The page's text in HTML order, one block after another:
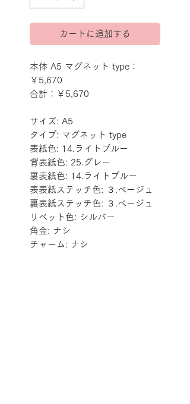
カートに追加する
本体 A5 マグネット type：
￥5,670
合計：￥5,670
サイズ: A5
タイプ: マグネット type
表紙色: 14.ライトブルー
背表紙色: 25.グレー
裏表紙色: 14.ライトブルー
表表紙ステッチ色: ３.ベージュ
裏表紙ステッチ色: ３.ベージュ
リベット色: シルバー
角金: ナシ
チャーム: ナシ